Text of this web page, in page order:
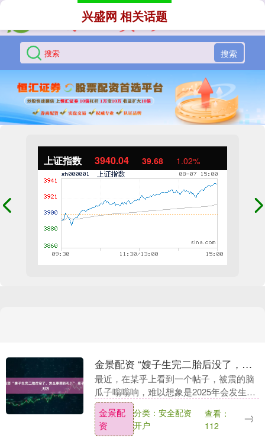
搜索
上证指数 3940.04 39.68 1.02%
兴盛网 相关话题
金景配资 “嫂子生完二胎后没了，怎么要回彩礼？”_孩子_家庭_对方
最近，在某乎上看到一个帖子，被震的脑
瓜子嗡嗡响，难以想象是2025年会发生的
事情。 好奇心的驱使下，去看了发帖的原
始时间，就是上个月发的…… 发帖人是弟
弟，上面....
金景配
资
分类：安全配资
开户
查看：
112